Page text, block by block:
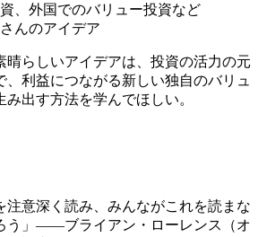
、外国でのバリュー投資など
んのアイデア
晴らしいアイデアは、投資の活力の元
、利益につながる新しい独自のバリュ
出す方法を学んでほしい。
注意深く読み、みんながこれを読まな
う」――ブライアン・ローレンス（オ